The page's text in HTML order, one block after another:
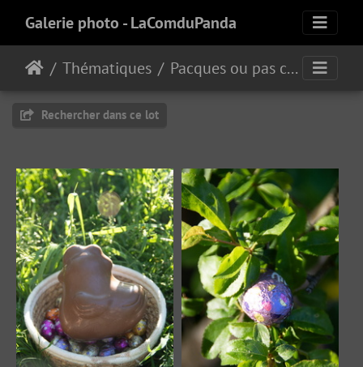
Galerie photo - LaComduPanda
Thématiques Pacques ou pas cap ?
Rechercher dans ce lot